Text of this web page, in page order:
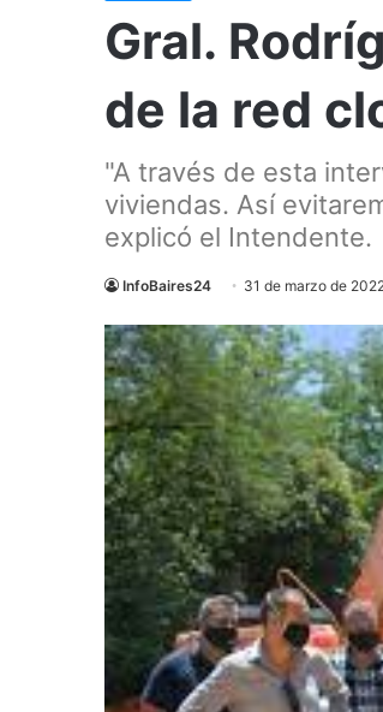
Gral.
de la red
"A través de esta
viviendas. Así
explicó el Intendente.
InfoBaires24 31 de marzo de